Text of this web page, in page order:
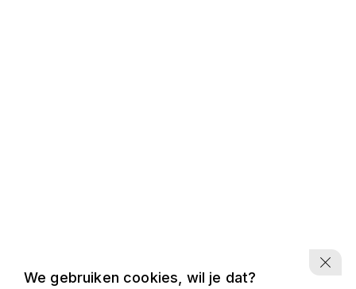
We gebruiken cookies, wil je dat?